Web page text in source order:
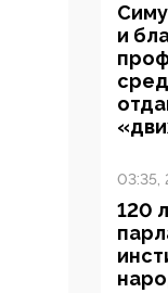
и
03:35,
120